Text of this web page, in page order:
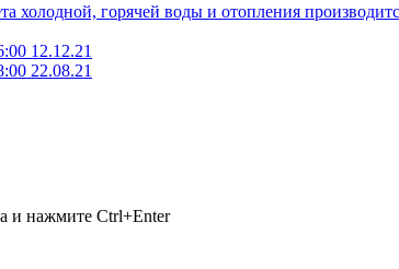
холодной, горячей воды и отопления
12.12.21
22.08.21
и нажмите Ctrl+Enter